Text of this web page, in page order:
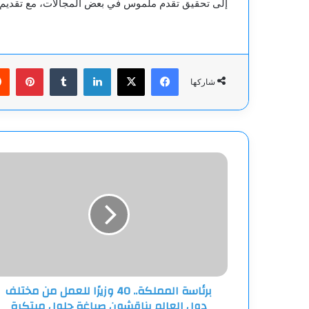
إلى تحقيق تقدم ملموس في بعض المجالات، مع
شاركها
فيسبوك
‫X لينكدإن
برئاسة
العالم
يناقشون
صياغة
برئاسة المملكة.. 40 وزيرًا للعمل من مختلف